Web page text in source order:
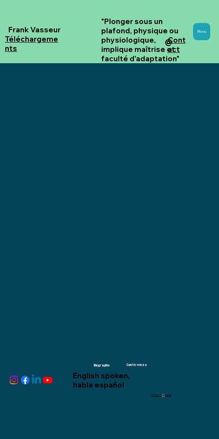
Cont
act
@
Frank Vasseur
"Plonger sous un
plafond, physique ou
physiologique,
implique maîtrise et
faculté d'adaptation"
Menu
Téléchargeme
nts
Biographie Conférences
English spoken,
habla español
CréationYSoweb